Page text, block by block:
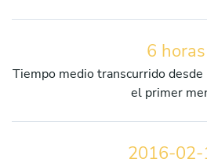
6 horas
Tiempo medio transcurrido
el primer
2016-02-